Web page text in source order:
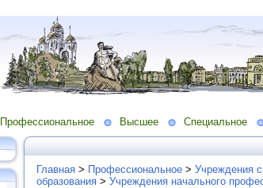
Профессиональное Высшее Специальное
Главная > Профессиональное > Учреждения
образования > Учреждения начального